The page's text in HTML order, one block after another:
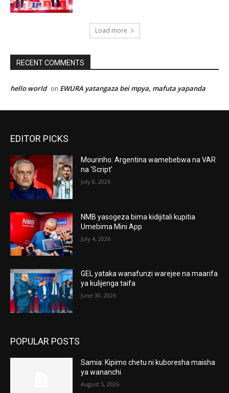
Load more
RECENT COMMENTS
hello world on EWURA yatangaza bei mpya, mafuta yapanda
EDITOR PICKS
Mourinho: Argentina wamebebwa na VAR
na ‘Script’
July 8, 2026
NMB yasogeza bima kidijitali kupitia
Umebima Mini App
July 4, 2026
GEL yataka wanafunzi warejee na maarifa
ya kulijenga taifa
June 30, 2026
POPULAR POSTS
Samia: Kipimo chetu ni kuboresha maisha
ya wananchi
August 5, 2026